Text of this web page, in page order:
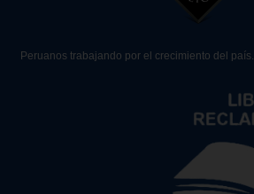
Peruanos trabajando por el crecimiento del país.